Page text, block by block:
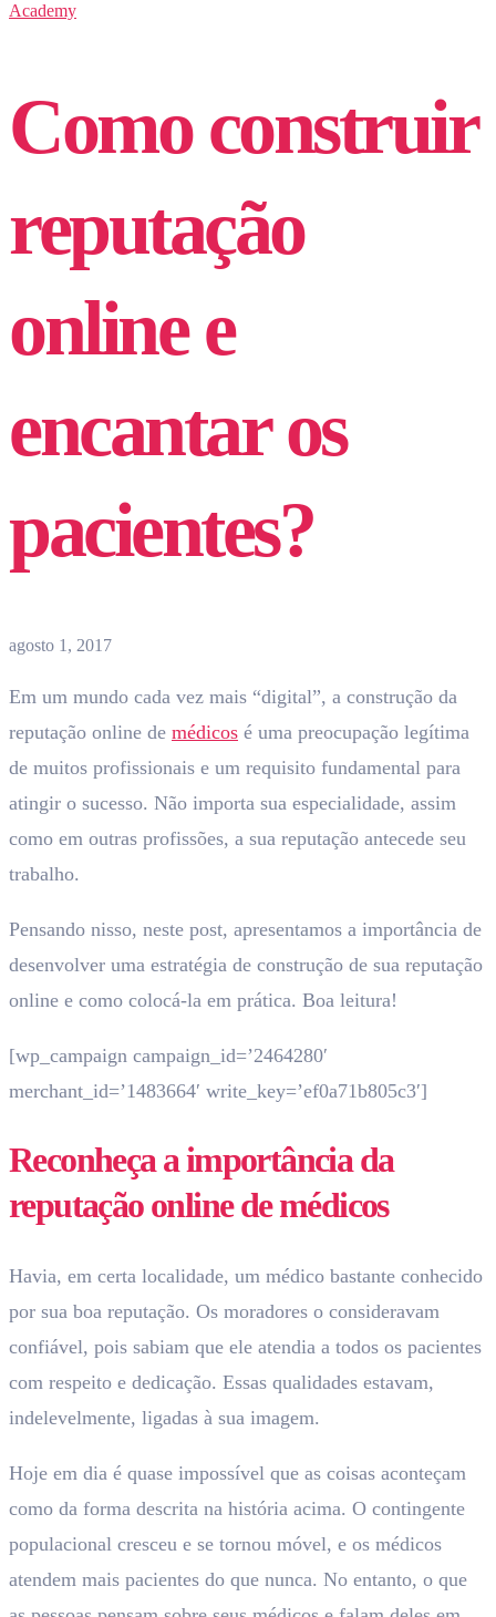
Academy
Como construir
reputação
online e
encantar os
pacientes?
agosto 1, 2017
Em um mundo cada vez mais “digital”, a construção da
reputação online de médicos é uma preocupação legítima
de muitos profissionais e um requisito fundamental para
atingir o sucesso. Não importa sua especialidade, assim
como em outras profissões, a sua reputação antecede seu
trabalho.
Pensando nisso, neste post, apresentamos a importância de
desenvolver uma estratégia de construção de sua reputação
online e como colocá-la em prática. Boa leitura!
[wp_campaign campaign_id=’2464280′
merchant_id=’1483664′ write_key=’ef0a71b805c3′]
Reconheça a importância da
reputação online de médicos
Havia, em certa localidade, um médico bastante conhecido
por sua boa reputação. Os moradores o consideravam
confiável, pois sabiam que ele atendia a todos os pacientes
com respeito e dedicação. Essas qualidades estavam,
indelevelmente, ligadas à sua imagem.
Hoje em dia é quase impossível que as coisas aconteçam
como da forma descrita na história acima. O contingente
populacional cresceu e se tornou móvel, e os médicos
atendem mais pacientes do que nunca. No entanto, o que